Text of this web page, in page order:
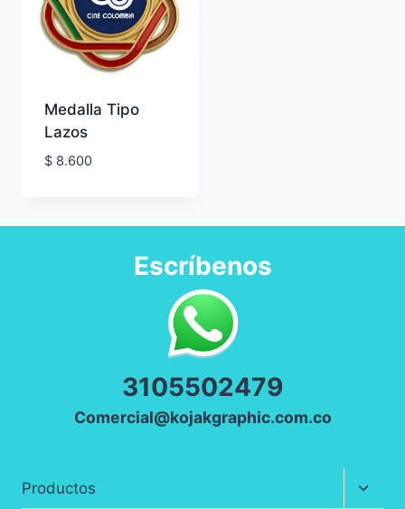
Medalla Tipo
Lazos
$8.600
Escríbenos
3105502479
Comercial@kojakgraphic.com.co
Productos
menú